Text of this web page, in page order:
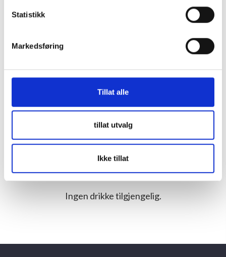
Statistikk
Markedsføring
Tillat alle
tillat utvalg
Ikke tillat
Drikke fra denne produsenten
Ingen drikke tilgjengelig.